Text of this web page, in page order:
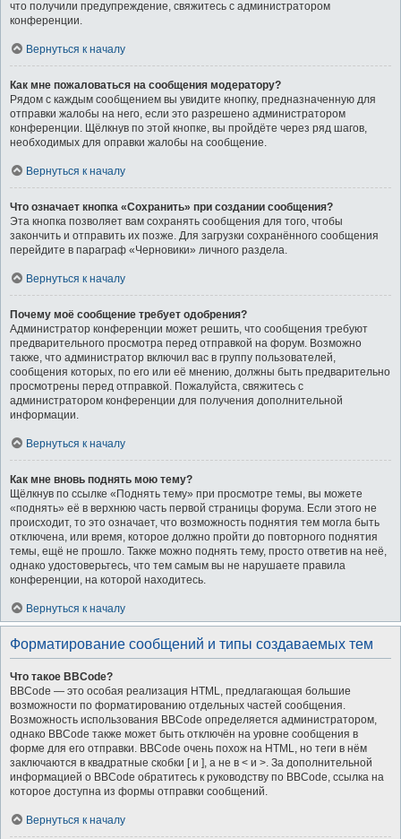
что получили предупреждение, свяжитесь с администратором
конференции.
Вернуться к началу
Как мне пожаловаться на сообщения модератору?
Рядом с каждым сообщением вы увидите кнопку, предназначенную для
отправки жалобы на него, если это разрешено администратором
конференции. Щёлкнув по этой кнопке, вы пройдёте через ряд шагов,
необходимых для оправки жалобы на сообщение.
Вернуться к началу
Что означает кнопка «Сохранить» при создании сообщения?
Эта кнопка позволяет вам сохранять сообщения для того, чтобы
закончить и отправить их позже. Для загрузки сохранённого сообщения
перейдите в параграф «Черновики» личного раздела.
Вернуться к началу
Почему моё сообщение требует одобрения?
Администратор конференции может решить, что сообщения требуют
предварительного просмотра перед отправкой на форум. Возможно
также, что администратор включил вас в группу пользователей,
сообщения которых, по его или её мнению, должны быть предварительно
просмотрены перед отправкой. Пожалуйста, свяжитесь с
администратором конференции для получения дополнительной
информации.
Вернуться к началу
Как мне вновь поднять мою тему?
Щёлкнув по ссылке «Поднять тему» при просмотре темы, вы можете
«поднять» её в верхнюю часть первой страницы форума. Если этого не
происходит, то это означает, что возможность поднятия тем могла быть
отключена, или время, которое должно пройти до повторного поднятия
темы, ещё не прошло. Также можно поднять тему, просто ответив на неё,
однако удостоверьтесь, что тем самым вы не нарушаете правила
конференции, на которой находитесь.
Вернуться к началу
Форматирование сообщений и типы создаваемых тем
Что такое BBCode?
BBCode — это особая реализация HTML, предлагающая большие
возможности по форматированию отдельных частей сообщения.
Возможность использования BBCode определяется администратором,
однако BBCode также может быть отключён на уровне сообщения в
форме для его отправки. BBCode очень похож на HTML, но теги в нём
заключаются в квадратные скобки [ и ], а не в < и >. За дополнительной
информацией о BBCode обратитесь к руководству по BBCode, ссылка на
которое доступна из формы отправки сообщений.
Вернуться к началу